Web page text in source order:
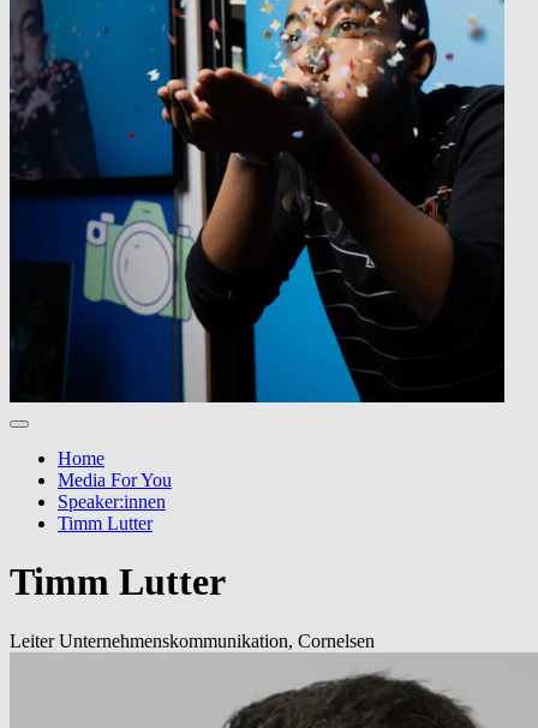
Home
Media For You
Speaker:innen
Timm Lutter
Timm Lutter
Leiter Unternehmenskommunikation, Cornelsen